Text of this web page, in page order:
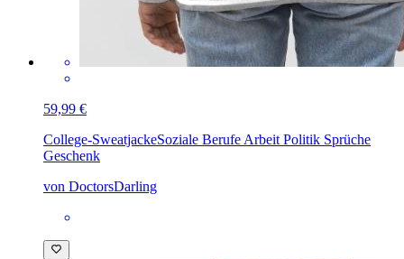
59,99 €
College-SweatjackeSoziale Berufe Arbeit Politik Sprüche
Geschenk
von DoctorsDarling